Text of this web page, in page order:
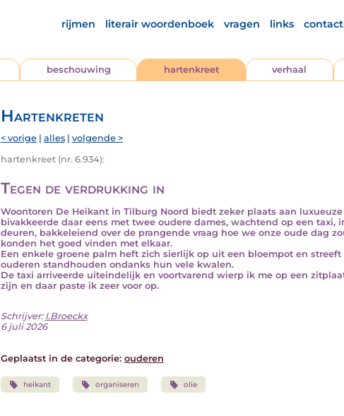
rijmen literair woordenboek vragen links contact
beschouwing hartenkreet verhaal
Hartenkreten
< vorige| alles| volgende >
hartenkreet (nr. 6.934):
Tegen de verdrukking in
Woontoren De Heikant in Tilburg Noord biedt zeker plaats aan
bivakkeerde daar eens met twee oudere dames, wachtend op een taxi,
deuren, bakkeleiend over de prangende vraag hoe we onze oude dag
konden het goed vinden met elkaar.
Een enkele groene palm heft zich sierlijk op uit een bloempot en
ouderen standhouden ondanks hun vele kwalen.
De taxi arriveerde uiteindelijk en voortvarend wierp ik me op een
zijn en daar paste ik zeer voor op.
Schrijver: I.Broeckx
6 juli 2026
Geplaatst in de categorie: ouderen
heikant organiseren olie